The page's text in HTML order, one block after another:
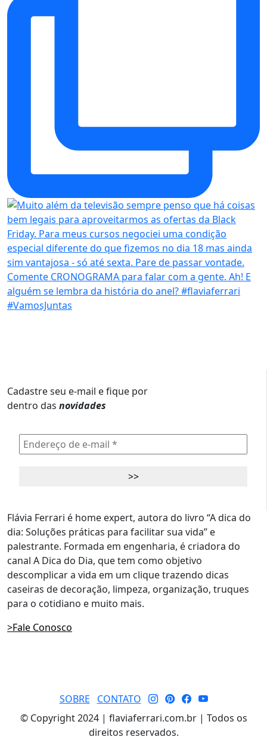
Cadastre seu e-mail e fique por
dentro das novidades
Flávia Ferrari é home expert, autora do livro “A dica do
dia: Soluções práticas para facilitar sua vida” e
palestrante. Formada em engenharia, é criadora do
canal A Dica do Dia, que tem como objetivo
descomplicar a vida em um clique trazendo dicas
caseiras de decoração, limpeza, organização, truques
para o cotidiano e muito mais.
>Fale Conosco
SOBRE
CONTATO
© Copyright 2024 | flaviaferrari.com.br | Todos os
direitos reservados.